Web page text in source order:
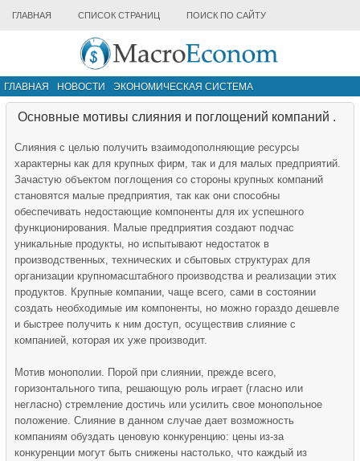
ГЛАВНАЯ СПИСОК СТРАНИЦ ПОИСК ПО САЙТУ
ГЛАВНАЯ НОВОСТИ
ЭКОНОМИЧЕСКАЯ СИСТЕМА
ИНФРАСТРУКТУРА РЫНКА
Основные мотивы слияния и поглощений компаний .
Слияния с целью получить взаимодополняющие ресурсы
характерны как для крупных фирм, так и для малых предприятий.
Зачастую объектом поглощения со стороны крупных компаний
становятся малые предприятия, так как они способны
обеспечивать недостающие компоненты для их успешного
функционирования. Малые предприятия создают подчас
уникальные продукты, но испытывают недостаток в
производственных, технических и сбытовых структурах для
организации крупномасштабного производства и реализации этих
продуктов. Крупные компании, чаще всего, сами в состоянии
создать необходимые им компоненты, но можно гораздо дешевле
и быстрее получить к ним доступ, осуществив слияние с
компанией, которая их уже производит.
Мотив монополии. Порой при слиянии, прежде всего,
горизонтального типа, решающую роль играет (гласно или
негласно) стремление достичь или усилить свое монопольное
положение. Слияние в данном случае дает возможность
компаниям обуздать ценовую конкуренцию: цены из-за
конкуренции могут быть снижены настолько, что каждый из